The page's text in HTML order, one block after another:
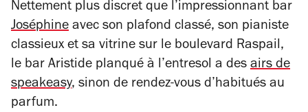
Nettement plus discret que l’impressionnant bar
Joséphine avec son plafond classé, son pianiste
classieux et sa vitrine sur le boulevard Raspail,
le bar Aristide planqué à l’entresol a des airs de
speakeasy, sinon de rendez-vous d’habitués au
parfum.